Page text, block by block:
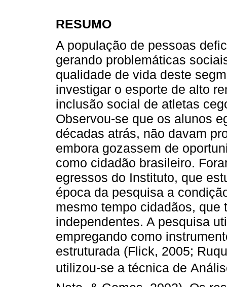
RESUMO
A população de pessoas
gerando problemáticas
qualidade de vida deste
investigar o esporte de alto
inclusão social de atletas
Observou-se que os alunos
décadas atrás, não davam
embora gozassem de
como cidadão brasileiro.
egressos do Instituto, que
época da pesquisa a
mesmo tempo cidadãos, que
independentes. A pesquisa
empregando como
estruturada (Flick, 2005;
utilizou-se a técnica de